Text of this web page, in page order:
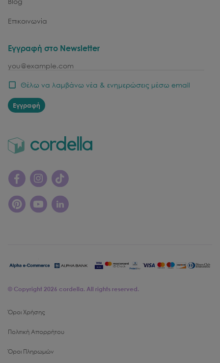
Επικοινωνία
Εγγραφή στο Newsletter
email
Θέλω να λαμβάνω νέα & ενημερώσεις μέσω email
Εγγραφή
© Copyright 2026 cordella. All rights reserved.
Όροι Χρήσης
Πολιτική Απορρήτου
Όροι Πληρωμών